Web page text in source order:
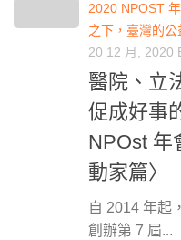
2020 NPOST
之下，臺灣的公
20 12 月, 2020
醫院、立
促成好事
NPOst 年
動家篇〉
自 2014 年起
創辦第 7 屆...